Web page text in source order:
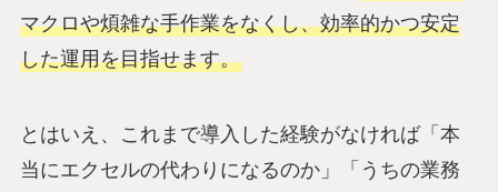
マクロや煩雑な手作業をなくし、効率的かつ安定
した運用を目指せます。
とはいえ、これまで導入した経験がなければ「本
当にエクセルの代わりになるのか」「うちの業務